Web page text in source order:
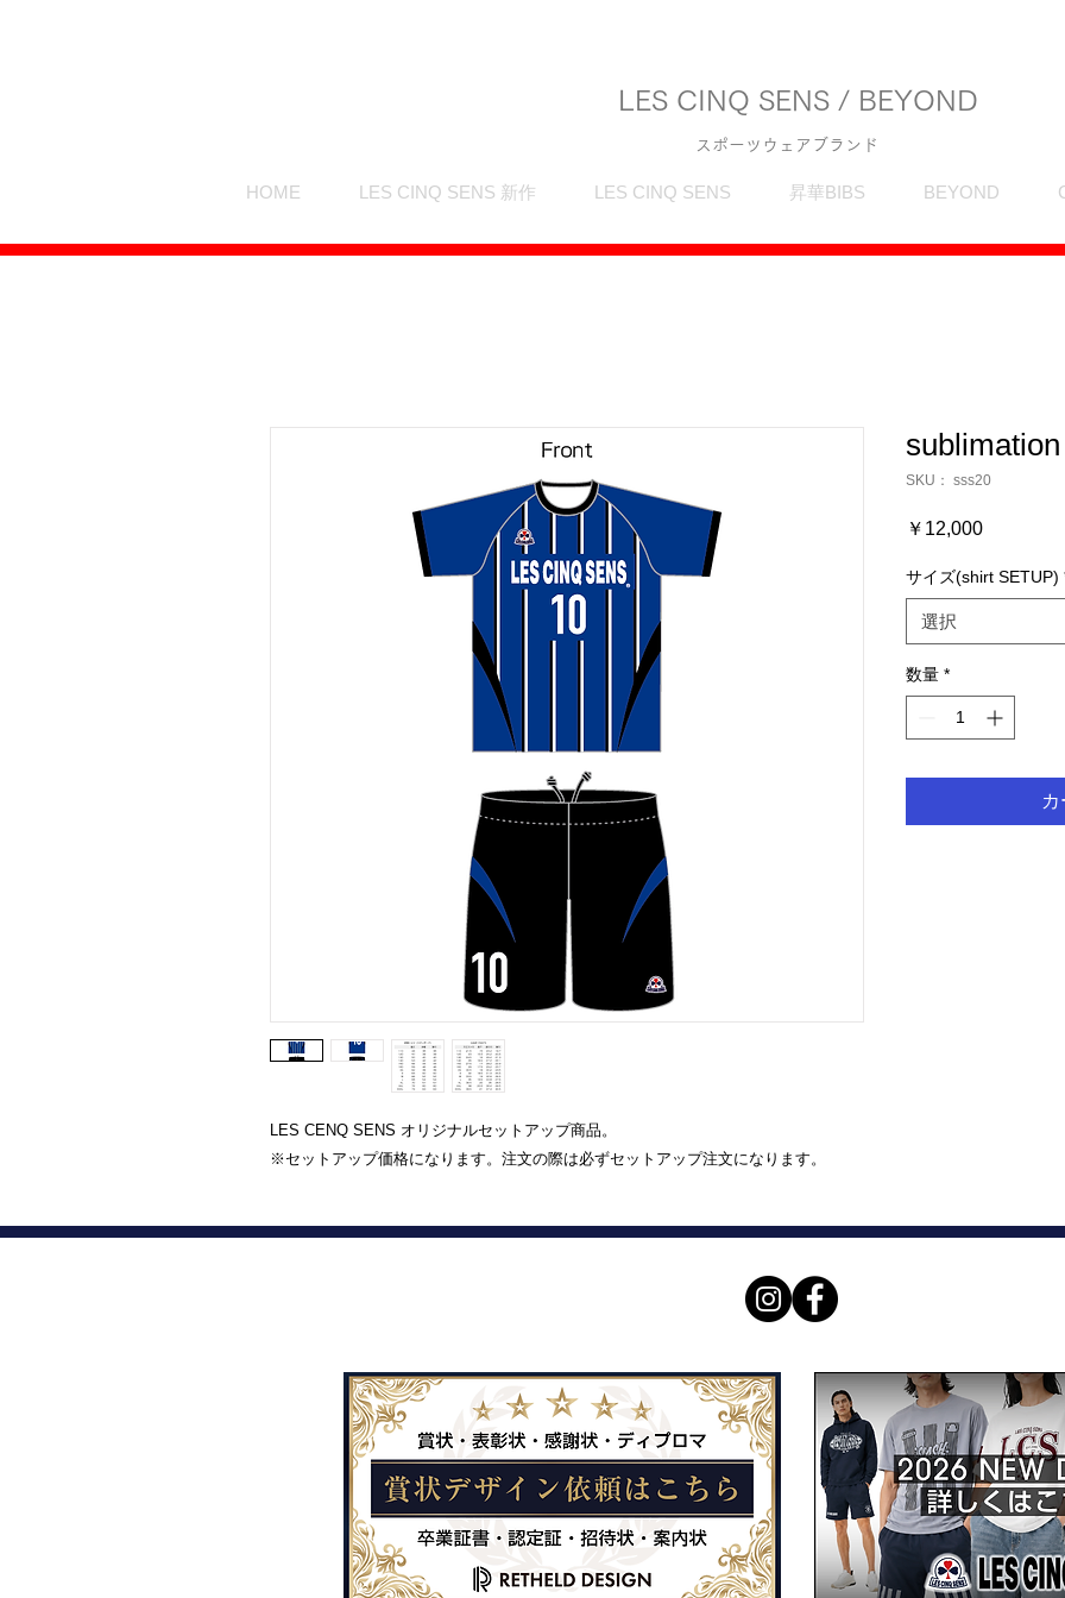
LES CINQ SENS / BEYOND
スポーツウェアブランド
HOME LES CINQ SENS 新作 LES CINQ SENS 昇華BIBS BEYOND
LES CENQ SENS オリジナルセットアップ商品。
※セットアップ価格になります。注文の際は必ずセットアップ注文になります。
SKU： sss20
￥12,000価
サイズ(shirt SETUP)
選択
数量 *